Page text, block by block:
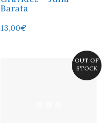
Barata
13,00€
OUT OF
STOCK